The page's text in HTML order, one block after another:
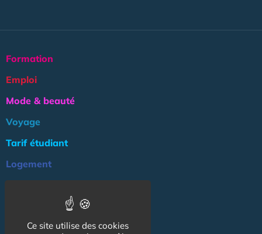
Formation
Emploi
Mode & beauté
Voyage
Tarif étudiant
Logement
Association
Ce site utilise des cookies